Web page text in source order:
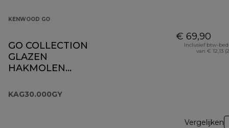
KENWOOD GO
GO COLLECTION
GLAZEN
HAKMOLEN
KAG30.000GY
€ 69,90
Inclusief btw-
van € 12,13
Vergelijken